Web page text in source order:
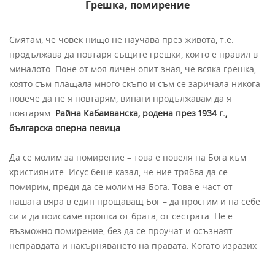
Грешка, помирение
Смятам, че човек нищо не научава през живота, т.е.
продължава да повтаря същите грешки, които е правил в
миналото. Поне от моя личен опит зная, че всяка грешка,
която съм плащала много скъпо и съм се заричала никога
повече да не я повтарям, винаги продължавам да я
повтарям. Райна Кабаиванска, родена през 1934 г.,
българска оперна певица
Да се молим за помирение – това е повеля на Бога към
християните. Исус беше казал, че ние трябва да се
помирим, преди да се молим на Бога. Това е част от
нашата вяра в един прощаващ Бог – да простим и на себе
си и да поискаме прошка от брата, от сестрата. Не е
възможно помирение, без да се проучат и осъзнаят
неправдата и накърняването на правата. Когато изразих